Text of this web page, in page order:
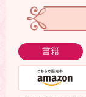
書籍